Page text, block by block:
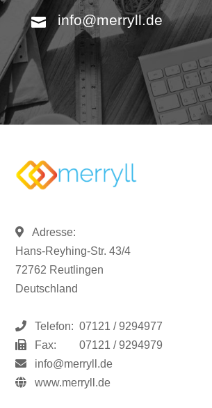
info@merryll.de
Adresse:
Hans-Reyhing-Str. 43/4
72762 Reutlingen
Deutschland
Telefon: 07121 / 9294977
Fax:
07121 / 9294979
info@merryll.de
www.merryll.de